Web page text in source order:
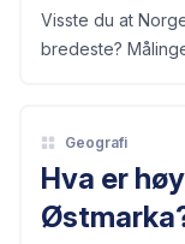
Visste du at
bredeste?
Geografi
Hva er